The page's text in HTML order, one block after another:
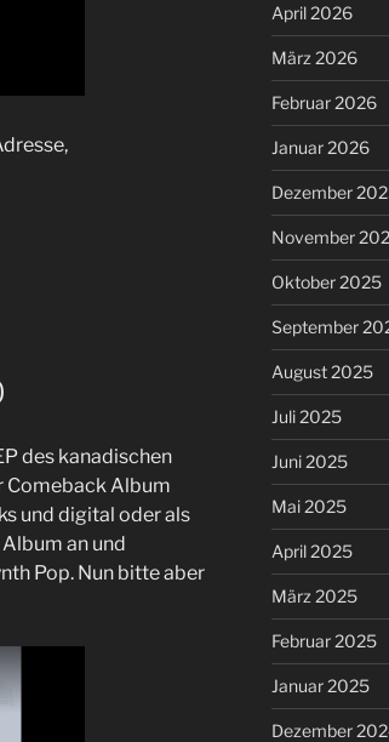
des kanadischen
Comeback Album
und digital oder als
an und
Pop. Nun bitte aber
April 2026
März 2026
Februar 2026
Januar 2026
Dezember
November
Oktober 2025
September
August 2025
Juli 2025
Juni 2025
Mai 2025
April 2025
März 2025
Februar 2025
Januar 2025
Dezember